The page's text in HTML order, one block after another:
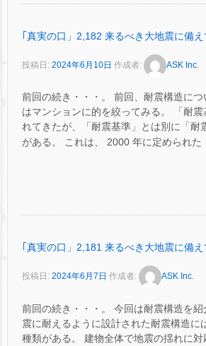
｢真実の口」2,182 来るべき大地震に備
投稿日: 2024年6月10日 作成者: ASK Inc.
前回の続き・・・。 前回、耐震構造に
はマンションに的を絞ってみる。 「耐
れてきたが、「耐震基準」とは別に「耐
がある。 これは、 2000 年に定められた
｢真実の口」2,181 来るべき大地震に備
投稿日: 2024年6月7日 作成者: ASK Inc.
前回の続き・・・。 今回は耐震構造を
震に耐えるように設計された耐震構造に
種類がある。 建物全体で地震の揺れに